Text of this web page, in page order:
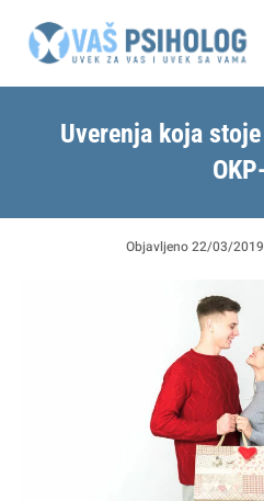
Uverenja koja
Objavljeno22/03/2019